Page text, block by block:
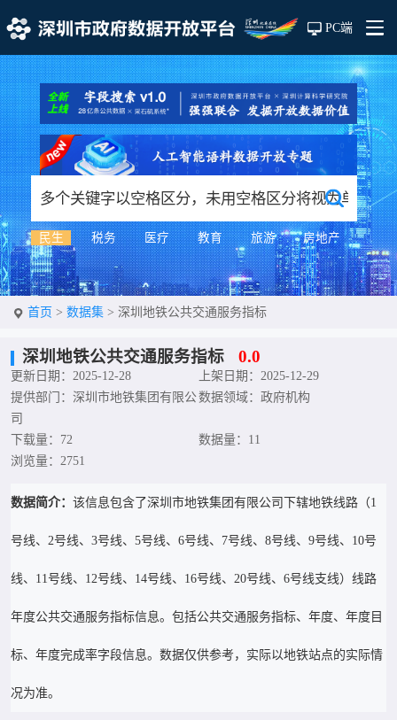
PC端
民生 税务 医疗 教育 旅游 房地产
首页 >数据集 >深圳地铁公共交通服务指标
深圳地铁公共交通服务指标 0.0
更新日期：2025-12-28
上架日期：2025-12-29
提供部门：深圳市地铁集团有限公
司
数据领域：政府机构
下载量：72
数据量：11
浏览量：2751
数据简介：该信息包含了深圳市地铁集团有限公司下辖地铁线路（1
号线、2号线、3号线、5号线、6号线、7号线、8号线、9号线、10号
线、11号线、12号线、14号线、16号线、20号线、6号线支线）线路
年度公共交通服务指标信息。包括公共交通服务指标、年度、年度目
标、年度完成率字段信息。数据仅供参考，实际以地铁站点的实际情
况为准。